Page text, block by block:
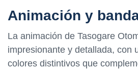
Animación y
La animación de Tasogare
impresionante y detallada, con
colores distintivos que